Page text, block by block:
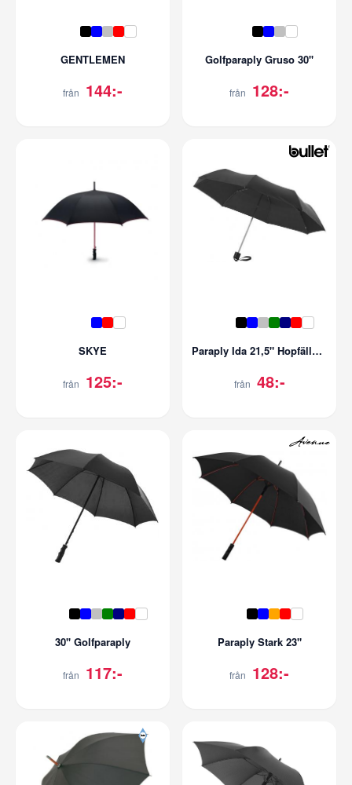
GENTLEMEN
från 144:-
Golfparaply Gruso 30''
från 128:-
SKYE
från 125:-
Paraply Ida 21,5" Hopfällbart
från 48:-
30'' Golfparaply
från 117:-
Paraply Stark 23"
från 128:-